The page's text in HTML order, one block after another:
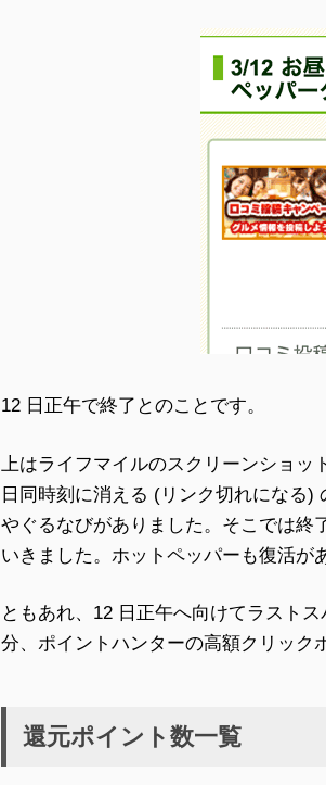
12 日正午で終了とのことです。
上はライフマイルのスクリーンショ
日同時刻に消える (リンク切れになる
やぐるなびがありました。そこでは終
いきました。ホットペッパーも復活が
ともあれ、12 日正午へ向けてラスト
分、ポイントハンターの高額クリック
還元ポイント数一覧